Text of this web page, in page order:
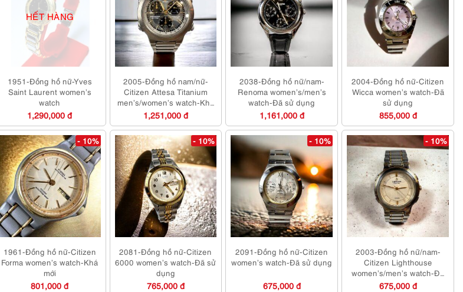
HẾT HÀNG
1951-Đồng hồ nữ-Yves
Saint Laurent women’s
watch
1,290,000 đ
2005-Đồng hồ nam/nữ-
Citizen Attesa Titanium
men’s/women’s watch-Khá
mới
1,251,000 đ
2038-Đồng hồ nữ/nam-
Renoma women’s/men’s
watch-Đã sử dụng
1,161,000 đ
2004-Đồng hồ nữ-Citizen
Wicca women’s watch-Đã
sử dụng
855,000 đ
- 10%
1961-Đồng hồ nữ-Citizen
Forma women’s watch-Khá
mới
801,000 đ
- 10%
2081-Đồng hồ nữ-Citizen
6000 women’s watch-Đã sử
dụng
765,000 đ
- 10%
2091-Đồng hồ nữ-Citizen
women’s watch-Đã sử dụng
675,000 đ
- 10%
2003-Đồng hồ nữ/nam-
Citizen Lighthouse
women’s/men’s watch-Đã
sử dụng
675,000 đ